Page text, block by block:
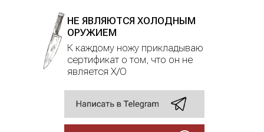
НЕ ЯВЛЯЮТСЯ ХОЛОДНЫМ
ОРУЖИЕМ
К каждому ножу прикладываю
сертификат о том, что он не
является Х/О